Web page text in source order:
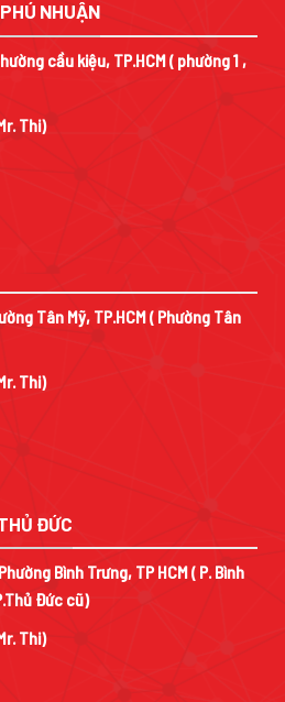
NHUẬN
cầu kiệu, TP.HCM ( phường 1 ,
Thi)
Tân Mỹ, TP.HCM ( Phường Tân
Thi)
ĐỨC
Bình Trưng, TP HCM ( P. Bình
Đức cũ)
Thi)